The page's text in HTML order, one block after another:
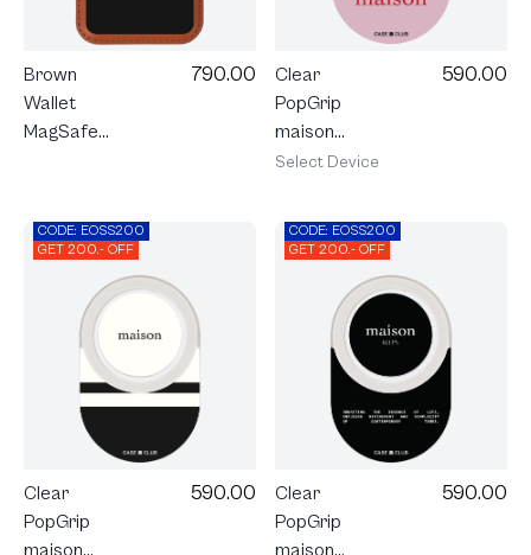
Brown
Wallet
MagSafe
Pacific
790.00
Clear
PopGrip
maison
KEEPS The
590.00
Select Device
CODE: EOSS200
GET 200.- OFF
Clear
PopGrip
maison
590.00
CODE: EOSS200
GET 200.- OFF
Clear
PopGrip
maison
590.00